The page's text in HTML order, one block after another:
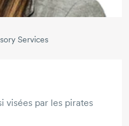
Services
visées par les pirates